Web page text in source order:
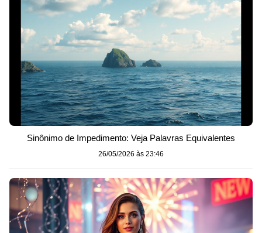
Sinônimo de Impedimento: Veja Palavras Equivalentes
26/05/2026 às 23:46